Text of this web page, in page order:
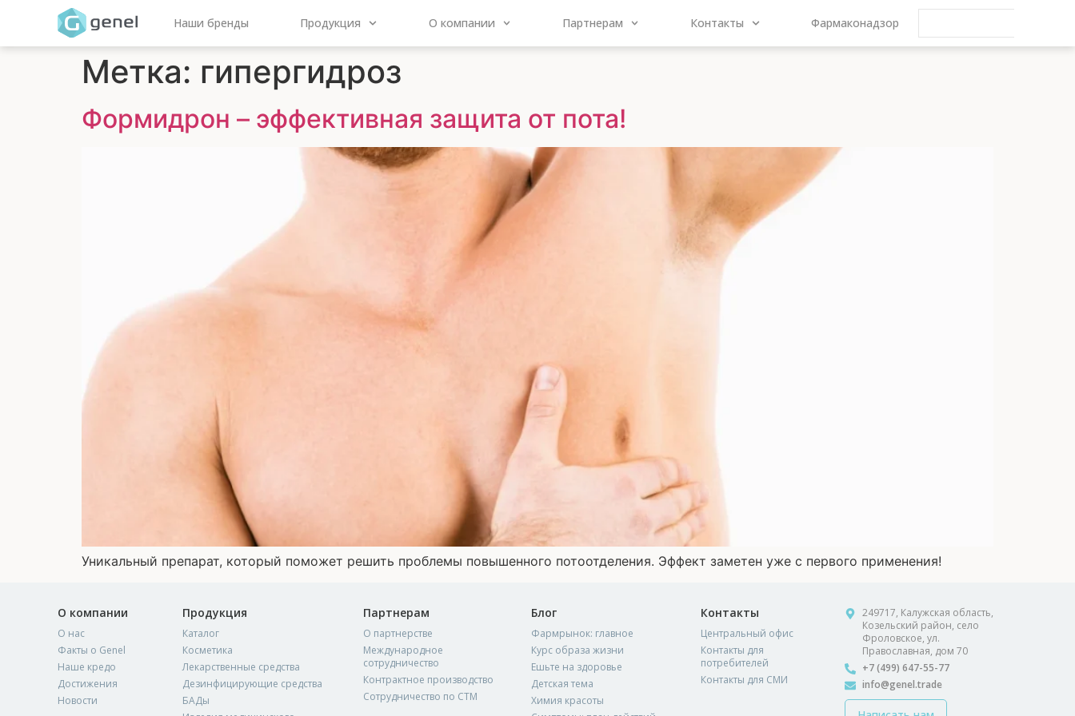
Наши бренды Продукция О компании Партнерам Контакты Фармаконадзор
Метка: гипергидроз
Формидрон – эффективная защита от пота!
Уникальный препарат, который поможет решить проблемы повышенного потоотделения. Эффект заметен уже с первого применения!
О компании
О нас
Факты о Genel
Наше кредо
Достижения
Новости
Продукция
Каталог
Косметика
Лекарственные средства
Дезинфицирующие средства
БАДы
Партнерам
О партнерстве
Международное
сотрудничество
Контрактное производство
Сотрудничество по СТМ
Блог
Фармрынок: главное
Курс образа жизни
Ешьте на здоровье
Детская тема
Химия красоты
Контакты
Центральный офис
Контакты для
потребителей
Контакты для СМИ
249717, Калужская область,
Козельский район, село
Фроловское, ул.
Православная, дом 70
+7 (499) 647-55-77
info@genel.trade